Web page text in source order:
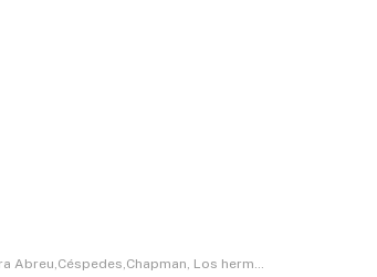
que han puesto el nombre del beisbol cubano en alto.»